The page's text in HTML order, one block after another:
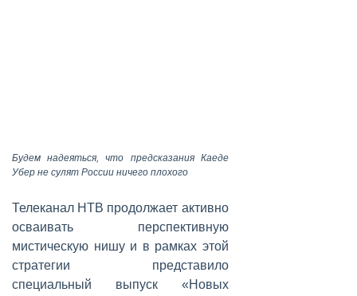
Будем надеяться, что предсказания Каеде
Убер не сулят России ничего плохого
Телеканал НТВ продолжает активно
осваивать перспективную
мистическую нишу и в рамках этой
стратегии представило
специальный выпуск «Новых